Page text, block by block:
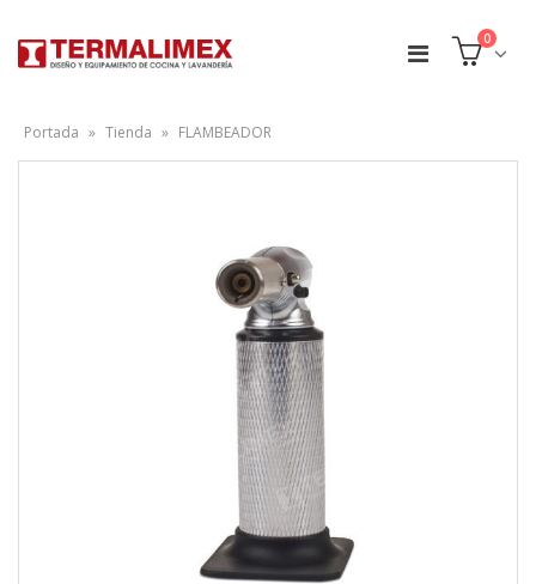
0
Portada » Tienda » FLAMBEADOR